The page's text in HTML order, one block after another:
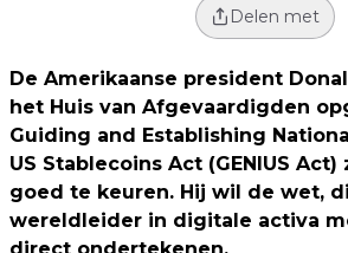
Delen met
De Amerikaanse president
het Huis van Afgevaardigden
Guiding and Establishing
US Stablecoins Act (GENIUS
goed te keuren. Hij wil de wet,
wereldleider in digitale activa